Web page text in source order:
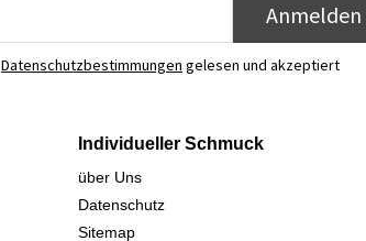
Anmelden
Datenschutzbestimmungen gelesen und akzeptiert
Individueller Schmuck
über Uns
Datenschutz
Sitemap